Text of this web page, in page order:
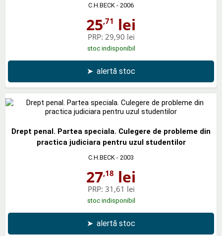
C.H.BECK - 2006
25,71 lei
PRP: 29,90 lei
stoc indisponibil
➤ alertă stoc
Drept penal. Partea speciala. Culegere de probleme din
practica judiciara pentru uzul studentilor
C.H.BECK - 2003
27,18 lei
PRP: 31,61 lei
stoc indisponibil
➤ alertă stoc